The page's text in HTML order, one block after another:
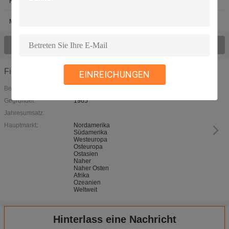
EINREICHUNGEN
Magnetventil-Timer
Sehen Sie alles Produkte > an;
Firmendetails
Betriebsart:
Gegründet:
1965
Jahresumsatz:
Hauptmarkt:
Nordamerika
Südamerika
Westeuropa
Osteuropa
Ostasien
Naher
Naher Osten
Afrika
Ozeanien
Weltweit
Hinterlass eine Nachricht